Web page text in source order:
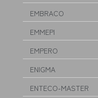
EMBRACO
EMMEPI
EMPERO
ENIGMA
ENTECO-MASTER